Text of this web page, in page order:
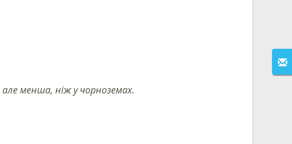
але менша, ніж у чорноземах.